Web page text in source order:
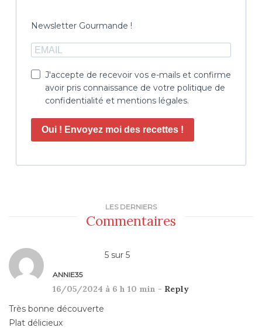
Newsletter Gourmande !
J'accepte de recevoir vos e-mails et confirme
avoir pris connaissance de votre politique de
confidentialité et mentions légales.
Oui ! Envoyez moi des recettes !
LES DERNIERS
Commentaires
5 sur 5
ANNIE35
16/05/2024 à 6 h 10 min - Reply
Très bonne découverte
Plat délicieux